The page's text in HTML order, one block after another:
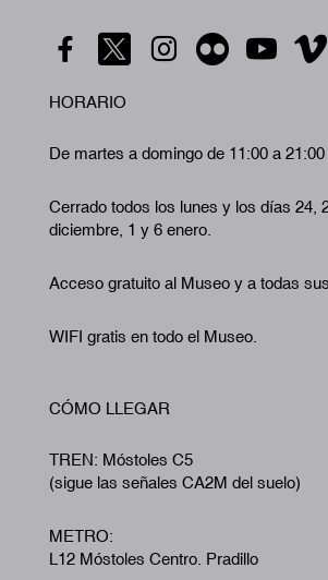
HORARIO
De martes a domingo de 11:00 a 21:00
Cerrado todos los lunes y los días 24,
diciembre, 1 y 6 enero.
Acceso gratuito al Museo y a todas
WIFI gratis en todo el Museo.
CÓMO LLEGAR
TREN: Móstoles C5
(sigue las señales CA2M del suelo)
METRO:
L12 Móstoles Centro. Pradillo